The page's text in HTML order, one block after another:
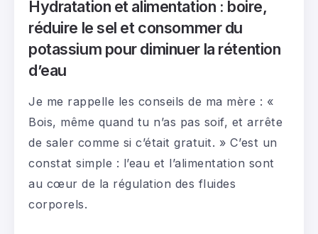
Hydratation et alimentation : boire,
réduire le sel et consommer du
potassium pour diminuer la rétention
d’eau
Je me rappelle les conseils de ma mère : «
Bois, même quand tu n’as pas soif, et arrête
de saler comme si c’était gratuit. » C’est un
constat simple : l’eau et l’alimentation sont
au cœur de la régulation des fluides
corporels.